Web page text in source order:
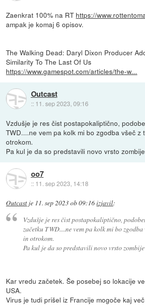
Zaenkrat 100% na RT https://
ampak je komaj 6 opisov.
The Walking Dead: Daryl Dixon Producer
Similarity To The Last Of Us
https://www.gamespot.com/articles/the-w...
Outcast
:: 11. sep 2023, 09:16
Vzdušje je res čist postapokaliptično,
TWD....ne vem pa kolk mi bo zgodba všeč z
otrokom.
Pa kul je da so predstavili novo vrsto
oo7
:: 11. sep 2023, 14:18
Outcast je 11. sep 2023 ob 09:16izjavil:
Vzdušje je res čist postapokaliptično,
začetku TWD....ne vem pa kolk mi bo
in otrokom.
Pa kul je da so predstavili novo vrsto
Kar vredu začetek. Še posebej so lokacije
USA.
Virus je tudi prišel iz Francije mogoče kaj